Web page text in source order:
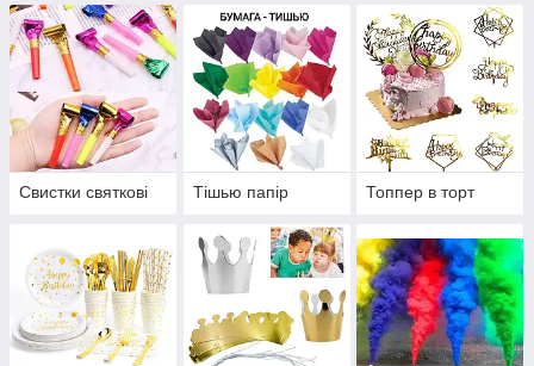
Свистки святкові Тішью папір Топпер в торт